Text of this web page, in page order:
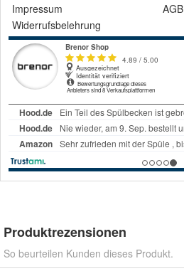
Impressum
AGB
Widerrufsbelehrung
Produktrezensionen
So beurteilen Kunden dieses Produkt.